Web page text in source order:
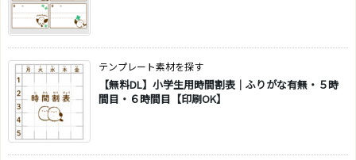
テンプレート素材を探す
【無料DL】小学生用時間割表｜ふりがな有無・５時
間目・６時間目【印刷OK】